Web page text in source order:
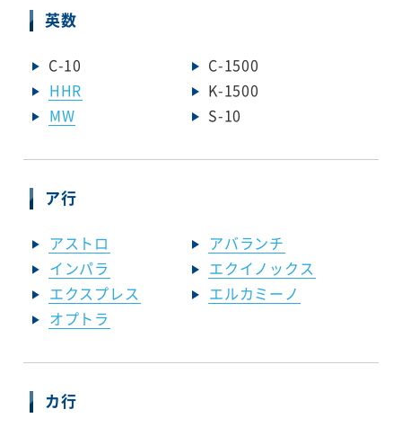
英数
C-10
C-1500
HHR
K-1500
MW
S-10
ア行
アストロ
アバランチ
インパラ
エクイノックス
エクスプレス
エルカミーノ
オプトラ
カ行